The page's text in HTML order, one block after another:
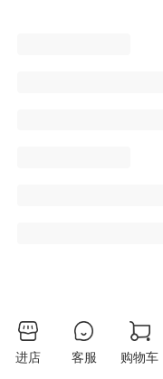
进店 客服 购物车